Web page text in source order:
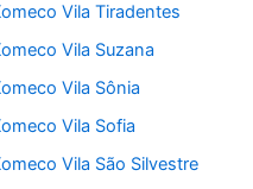
Vila Tiradentes
Vila Suzana
Vila Sônia
Vila Sofia
Vila São Silvestre